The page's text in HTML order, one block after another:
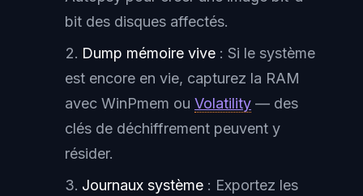
bit des disques affectés.
Dump mémoire vive : Si le système
est encore en vie, capturez la RAM
avec WinPmem ou Volatility — des
clés de déchiffrement peuvent y
résider.
Journaux système : Exportez les